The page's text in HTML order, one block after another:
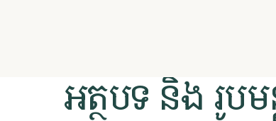
អត្ថបទ និង រូបម